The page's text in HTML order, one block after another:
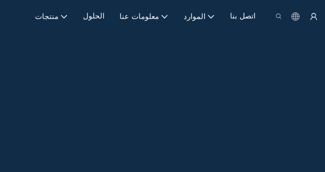
منتجات الحلول معلومات عنا الموارد اتصل بنا